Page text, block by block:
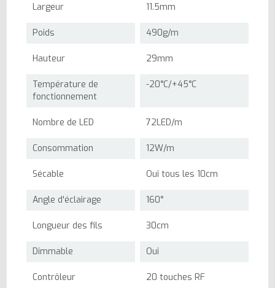
Largeur 11.5mm
Poids 490g/m
Hauteur 29mm
Température de
fonctionnement
-20°C/+45°C
Nombre de LED 72LED/m
Consommation 12W/m
Sécable Oui tous les 10cm
Angle d'éclairage 160°
Longueur des fils 30cm
Dimmable Oui
Contrôleur 20 touches RF